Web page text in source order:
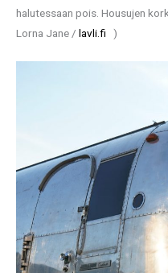
halutessaan pois. Housujen
Lorna Jane / lavli.fi )